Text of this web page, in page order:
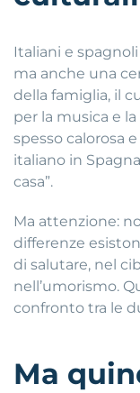
Italiani e
ma anche una
della famiglia, il
per la musica e
spesso calorosa
italiano in
casa”.
Ma attenzione:
differenze
di salutare, nel
nell’umorismo.
confronto tra le
Ma